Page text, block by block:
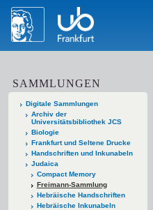
SAMMLUNGEN
Digitale Sammlungen
Archiv der
Universitätsbibliothek JCS
Biologie
Frankfurt und Seltene Drucke
Handschriften und Inkunabeln
Judaica
Compact Memory
Freimann-Sammlung
Hebräische Handschriften
Hebräische Inkunabeln